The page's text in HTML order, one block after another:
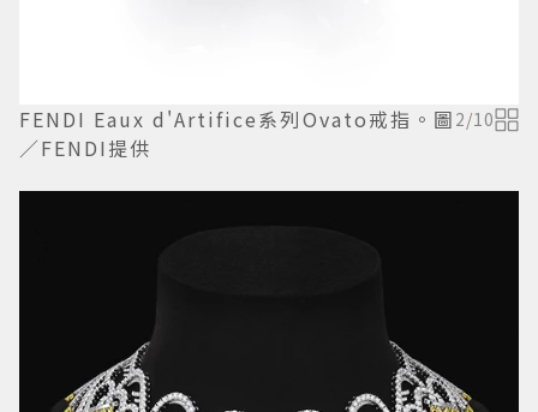
FENDI Eaux d'Artifice系列Ovato戒指。圖
／FENDI提供
2/10